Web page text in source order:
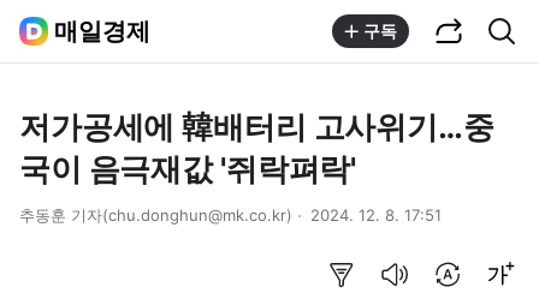
매일경제 구독
저가공세에 韓배터리 고사위기…중
국이 음극재값 '쥐락펴락'
추동훈 기자(chu.donghun@mk.co.kr) 2024. 12. 8. 17:51